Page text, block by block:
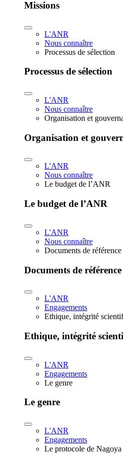
Missions
L'ANR
Nous connaître
Processus de sélection
Processus de sélection
L'ANR
Nous connaître
Organisation et
Organisation et
L'ANR
Nous connaître
Le budget de l’ANR
Le budget de l’ANR
L'ANR
Nous connaître
Documents de référence
Documents de référence
L'ANR
Engagements
Ethique, intégrité
Ethique, intégrité
L'ANR
Engagements
Le genre
Le genre
L'ANR
Engagements
Le protocole de Nagoya